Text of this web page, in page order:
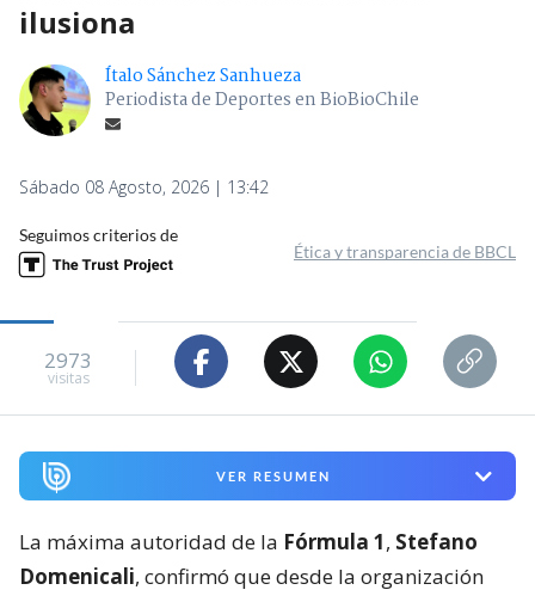
ilusiona
Ítalo Sánchez Sanhueza
Periodista de Deportes en BioBioChile
Sábado 08 Agosto, 2026 | 13:42
Seguimos criterios de
Ética y transparencia de BBCL
2973
visitas
VER RESUMEN
La máxima autoridad de la Fórmula 1, Stefano
Domenicali, confirmó que desde la organización